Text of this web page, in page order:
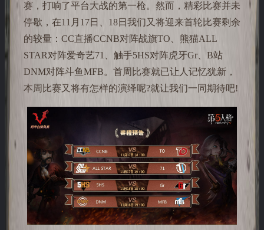
赛，打响了平台大战的第一枪。然而，精彩比赛并未
停歇，在11月17日、18日我们又将迎来首轮比赛剩余
的较量：CC直播CCNB对阵战旗TO、熊猫ALL
STAR对阵爱奇艺71、触手5HS对阵虎牙Gr、B站
DNM对阵斗鱼MFB。首周比赛就已让人记忆犹新，
本周比赛又将有怎样的演绎呢?就让我们一同期待吧!